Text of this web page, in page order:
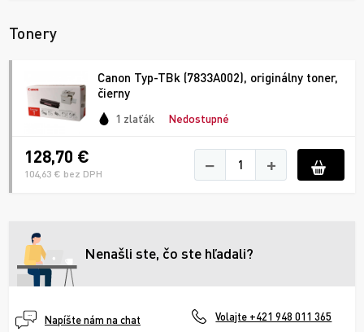
Tonery
Canon Typ-TBk (7833A002), originálny toner,
čierny
1 zlaťák Nedostupné
128,70 €
104,63 € bez DPH − +
Nenašli ste, čo ste hľadali?
Napíšte nám na chat Volajte +421 948 011 365